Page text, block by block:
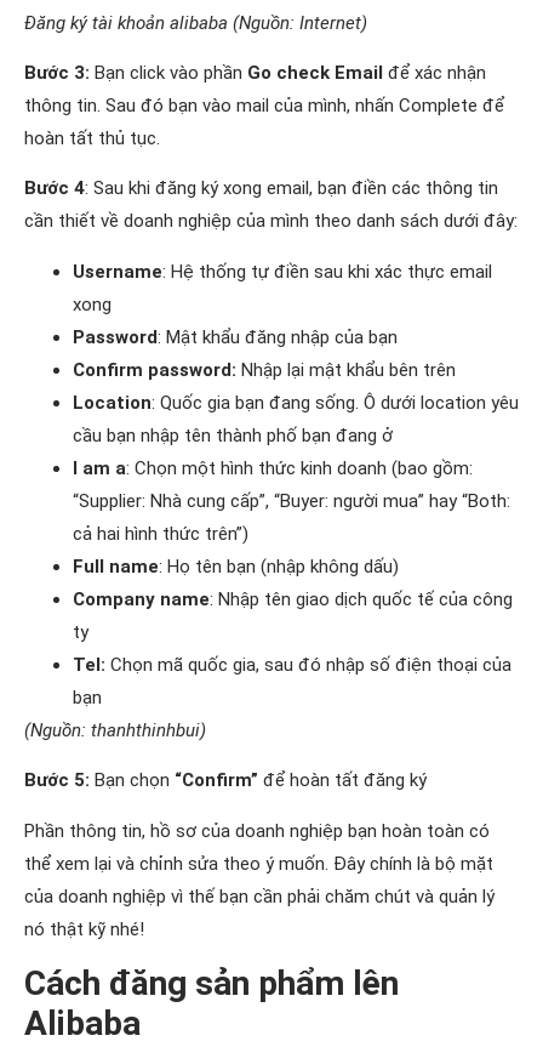
Đăng ký tài khoản alibaba (Nguồn: Internet)
Bước 3: Bạn click vào phần Go check Email để xác nhận
thông tin. Sau đó bạn vào mail của mình, nhấn Complete để
hoàn tất thủ tục.
Bước 4: Sau khi đăng ký xong email, bạn điền các thông tin
cần thiết về doanh nghiệp của mình theo danh sách dưới đây:
Username: Hệ thống tự điền sau khi xác thực email
xong
Password: Mật khẩu đăng nhập của bạn
Confirm password: Nhập lại mật khẩu bên trên
Location: Quốc gia bạn đang sống. Ô dưới location yêu
cầu bạn nhập tên thành phố bạn đang ở
I am a: Chọn một hình thức kinh doanh (bao gồm:
“Supplier: Nhà cung cấp”, “Buyer: người mua” hay “Both:
cả hai hình thức trên”)
Full name: Họ tên bạn (nhập không dấu)
Company name: Nhập tên giao dịch quốc tế của công
ty
Tel: Chọn mã quốc gia, sau đó nhập số điện thoại của
bạn
(Nguồn: thanhthinhbui)
Bước 5: Bạn chọn “Confirm” để hoàn tất đăng ký
Phần thông tin, hồ sơ của doanh nghiệp bạn hoàn toàn có
thể xem lại và chỉnh sửa theo ý muốn. Đây chính là bộ mặt
của doanh nghiệp vì thế bạn cần phải chăm chút và quản lý
nó thật kỹ nhé!
Cách đăng sản phẩm lên
Alibaba